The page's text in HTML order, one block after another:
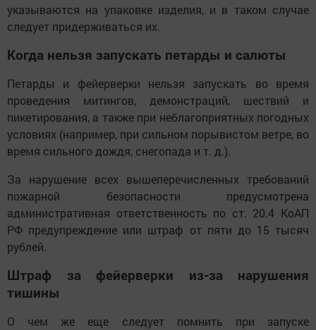
указываются на упаковке изделия, и в таком случае
следует придерживаться их.
Когда нельзя запускать петарды и салюты
Петарды и фейерверки нельзя запускать во время
проведения митингов, демонстраций, шествий и
пикетирования, а также при неблагоприятных погодных
условиях (например, при сильном порывистом ветре, во
время сильного дождя, снегопада и т. д.).
За нарушение всех вышеперечисленных требований
пожарной безопасности предусмотрена
административная ответственность по ст. 20.4 КоАП
РФ предупреждение или штраф от пяти до 15 тысяч
рублей.
Штраф за фейерверки из-за нарушения
тишины
О чем же еще следует помнить при запуске